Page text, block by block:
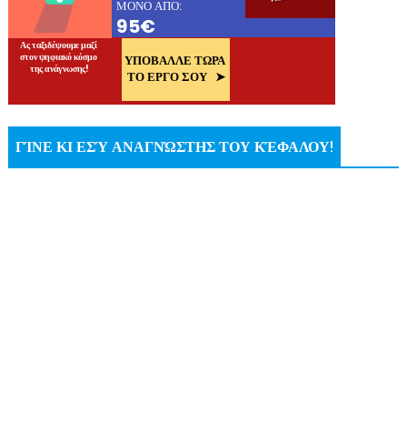
ΓΊΝΕ ΚΙ ΕΣΎ ΑΝΑΓΝΏΣΤΗΣ ΤΟΥ ΚΈΦΑΛΟΥ!